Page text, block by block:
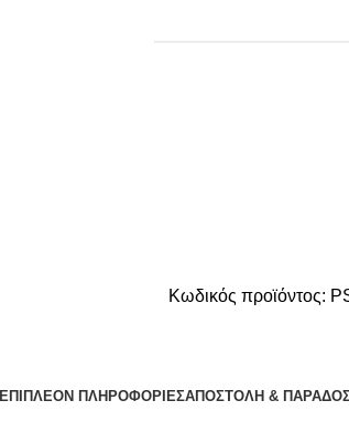
Κωδικός προϊόντος:
ΕΠΙΠΛΈΟΝ ΠΛΗΡΟΦΟΡΊΕΣΑΠΟΣΤΟΛΉ &